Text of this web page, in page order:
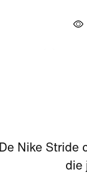
De Nike Stride
die